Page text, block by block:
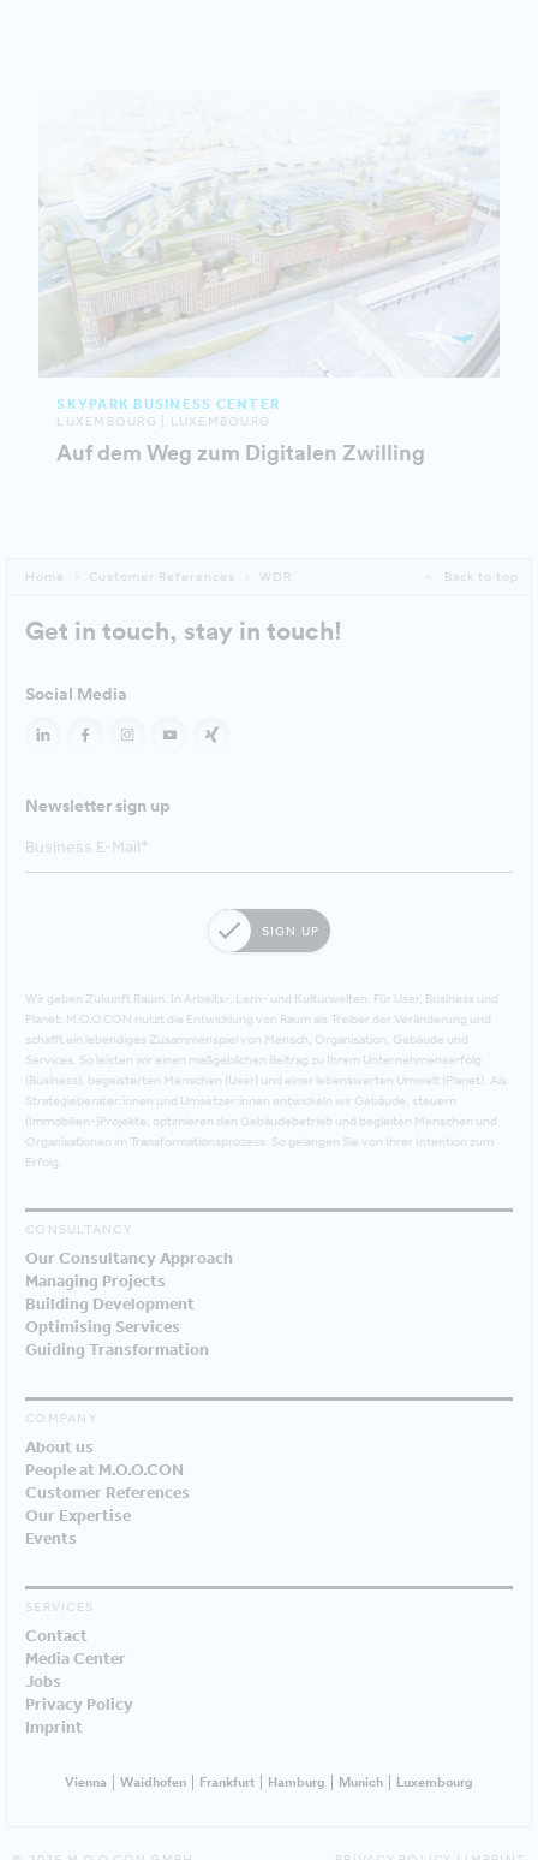
SKYPARK BUSINESS CENTER
LUXEMBOURG | LUXEMBOURG
Auf dem Weg zum Digitalen Zwilling
Home Customer References WDR Back to top
Get in touch, stay in touch!
Social Media
Newsletter sign up
SIGN UP
Wir geben Zukunft Raum. In Arbeits-, Lern- und Kulturwelten. Für User, Business und
Planet. M.O.O.CON nutzt die Entwicklung von Raum als Treiber der Veränderung und
schafft ein lebendiges Zusammenspiel von Mensch, Organisation, Gebäude und
Services. So leisten wir einen maßgeblichen Beitrag zu Ihrem Unternehmenserfolg
(Business), begeisterten Menschen (User) und einer lebenswerten Umwelt (Planet). Als
Strategieberater:innen und Umsetzer:innen entwickeln wir Gebäude, steuern
(Immobilien-)Projekte, optimieren den Gebäudebetrieb und begleiten Menschen und
Organisationen im Transformationsprozess. So gelangen Sie von Ihrer Intention zum
Erfolg.
CONSULTANCY
Our Consultancy Approach
Managing Projects
Building Development
Optimising Services
Guiding Transformation
COMPANY
About us
People at M.O.O.CON
Customer References
Our Expertise
Events
SERVICES
Contact
Media Center
Jobs
Privacy Policy
Imprint
Vienna Waidhofen Frankfurt Hamburg Munich Luxembourg